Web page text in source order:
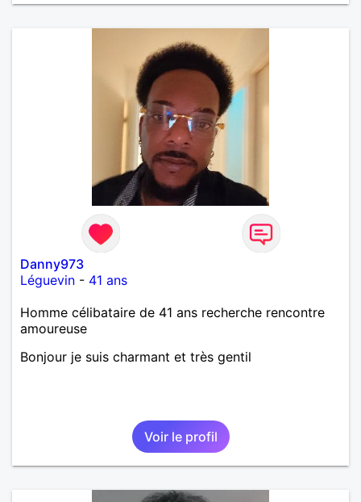
Danny973
Léguevin - 41 ans
Homme célibataire de 41 ans recherche rencontre
amoureuse
Bonjour je suis charmant et très gentil
Voir le profil